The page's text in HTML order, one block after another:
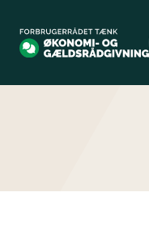
hovedindhold